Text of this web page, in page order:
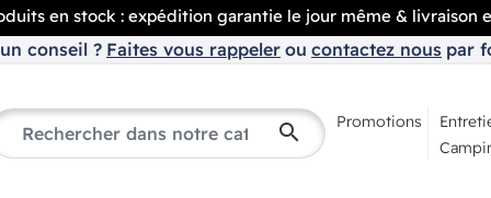
en stock : expédition garantie le jour même & livraison
conseil ? Faites vous rappeler ou contactez nous par
search Promotions